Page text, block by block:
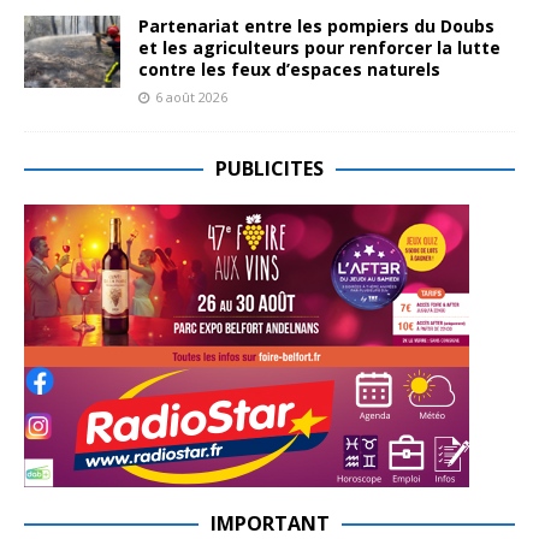
Partenariat entre les pompiers du Doubs
et les agriculteurs pour renforcer la lutte
contre les feux d’espaces naturels
6 août 2026
PUBLICITES
IMPORTANT